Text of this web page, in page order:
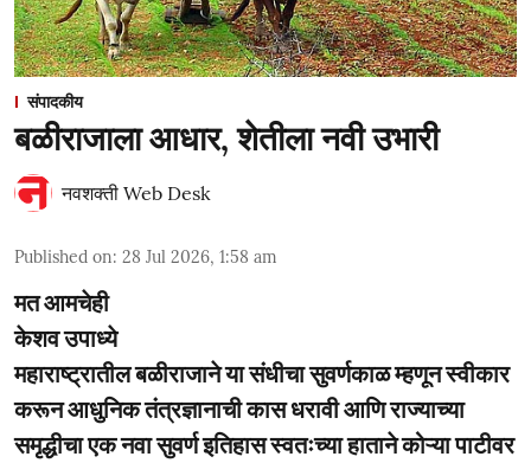
संपादकीय
बळीराजाला आधार, शेतीला नवी उभारी
नवशक्ती Web Desk
Published on: 28 Jul 2026, 1:58 am
मत आमचेही
केशव उपाध्ये
महाराष्ट्रातील बळीराजाने या संधीचा सुवर्णकाळ म्हणून स्वीकार
करून आधुनिक तंत्रज्ञानाची कास धरावी आणि राज्याच्या
समृद्धीचा एक नवा सुवर्ण इतिहास स्वतःच्या हाताने कोऱ्या पाटीवर